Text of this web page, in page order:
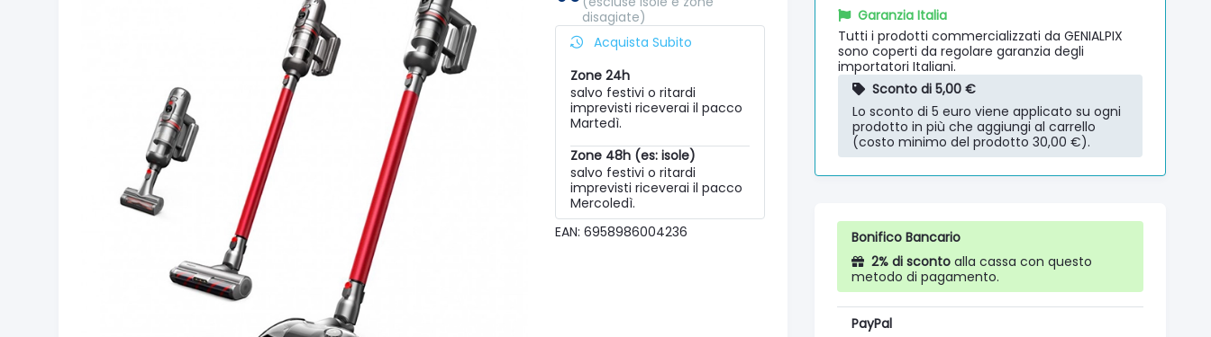
disagiate)
Acquista Subito
Zone 24h
salvo festivi o ritardi
imprevisti riceverai il pacco
Martedì.
Zone 48h (es: isole)
salvo festivi o ritardi
imprevisti riceverai il pacco
Mercoledì.
EAN: 6958986004236
Garanzia Italia
Tutti i prodotti commercializzati da GENIALPIX
sono coperti da regolare garanzia degli
importatori Italiani.
Sconto di 5,00 €
Lo sconto di 5 euro viene applicato su ogni
prodotto in più che aggiungi al carrello
(costo minimo del prodotto 30,00 €).
Bonifico Bancario
2% di sconto alla cassa con questo
metodo di pagamento.
PayPal